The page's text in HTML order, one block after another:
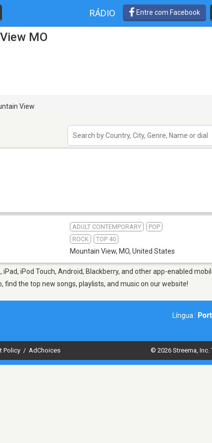
RÁDIO Entre com Facebook
MO
View
ADULT CONTEMPORARY
POP
ROCK
TOP 40
Mountain View, MO, United States
iPod Touch, Android, Blackberry, and other app-enabled
the top new songs, playlists, and music on our website!
Língua :
Policy / AdChoices © 2026 Streema,